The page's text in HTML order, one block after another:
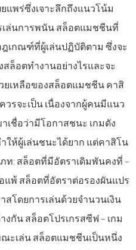
แพร่ซึ่งเจาะลึกถึงแนวโน้ม
ล่นการพนัน สล็อตแมชชีนที่
เกณฑ์ที่ผู้เล่นปฏิบัติตาม ซึ่งจะ
ล็อตทำงานอย่างไรและจะ
ยเหลือของสล็อตแมชชีน คาสิ
รจะเป็น เนื่องจากผู้คนมีแนว
เชื่อว่ามีโอกาสชนะ เกมดัง
ห้ผู้เล่นชนะได้ยาก แต่คาสิโน
ท: สล็อตที่มีอัตราเดิมพันคงที่ –
แพ้ สล็อตที่อัตราต่อรองผันแปร
สโดยการเล่นด้วยจำนวนเงิน
กัน สล็อตโปรเกรสซีฟ – เกม
ณะเล่น สล็อตแมชชีนเป็นหนึ่ง